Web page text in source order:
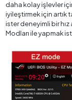
daha kolay işlevler
iyileştirmek için artık
ister deneyimli bir hız
Modları ile yapmak